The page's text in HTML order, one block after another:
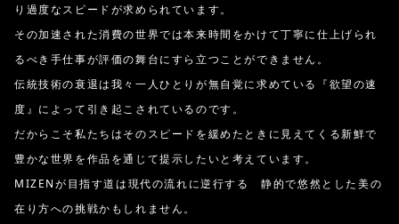
り過度なスピードが求められています。
その加速された消費の世界では本来時間をかけて丁寧に仕上げられ
るべき手仕事が評価の舞台にすら立つことができません。
伝統技術の衰退は我々一人ひとりが無自覚に求めている『欲望の速
度』によって引き起こされているのです。
だからこそ私たちはそのスピードを緩めたときに見えてくる新鮮で
豊かな世界を作品を通じて提示したいと考えています。
MIZENが目指す道は現代の流れに逆行する 静的で悠然とした美の
在り方への挑戦かもしれません。